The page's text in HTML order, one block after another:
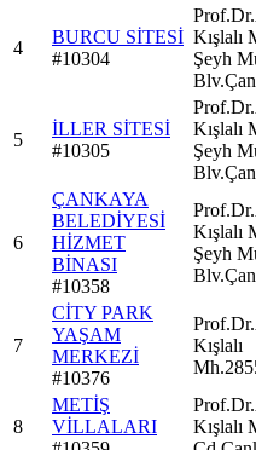
4
BURCU SİTESİ
#10304
Kışlalı
Şeyh
5
İLLER SİTESİ
#10305
Kışlalı
Şeyh
6
ÇANKAYA
BELEDİYESİ
HİZMET
BİNASI
#10358
Kışlalı
Şeyh
7
CİTY PARK
YAŞAM
MERKEZİ
#10376
Kışlalı
8
METİŞ
VİLLALARI
Kışlalı